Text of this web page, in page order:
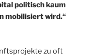
politisch kaum
mobilisiert wird.“
zu oft